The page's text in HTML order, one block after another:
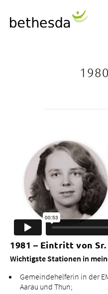
Stiftung
Spital
Alterszentren
1981 – Eintritt von
Wichtigste Stationen in
Gemeindehelferin in der
Aarau und Thun;